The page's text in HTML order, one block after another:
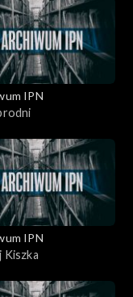
IPN
IPN
Kiszka